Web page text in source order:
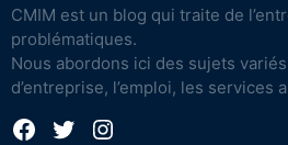
CMIM est un blog qui traite de
problématiques.
Nous abordons ici des sujets
d’entreprise, l’emploi, les services
Facebook
TwitterInstagram